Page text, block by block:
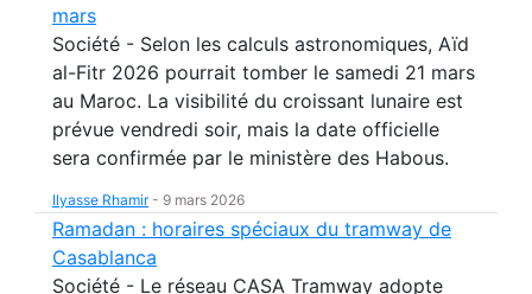
mars
Société - Selon les calculs astronomiques, Aïd
al-Fitr 2026 pourrait tomber le samedi 21 mars
au Maroc. La visibilité du croissant lunaire est
prévue vendredi soir, mais la date officielle
sera confirmée par le ministère des Habous.
Ilyasse Rhamir- 9 mars 2026
Ramadan : horaires spéciaux du tramway de
Casablanca
Société - Le réseau CASA Tramway adopte